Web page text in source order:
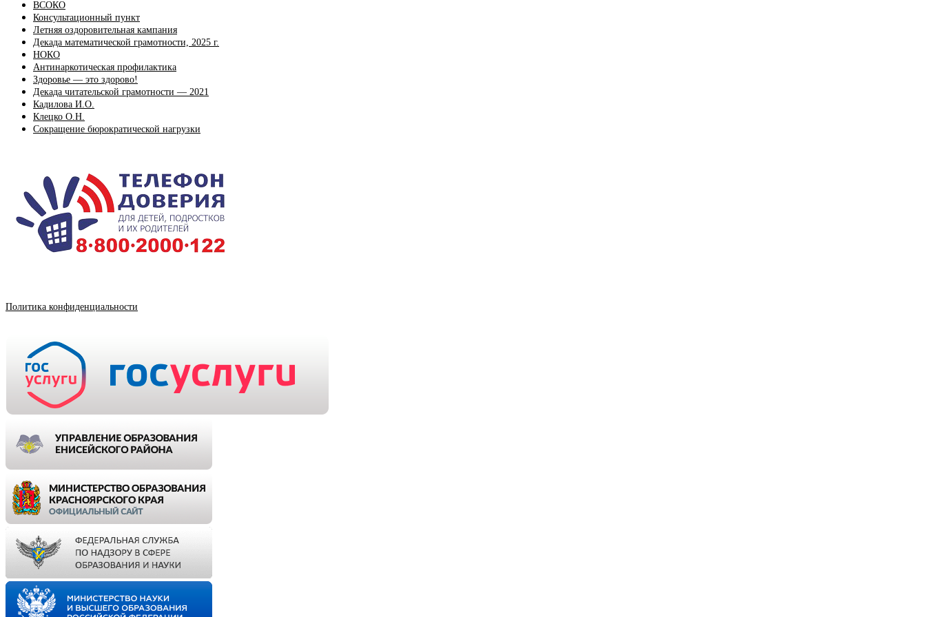
ВСОКО
Консультационный пункт
Летняя оздоровительная кампания
Декада математической грамотности, 2025 г.
НОКО
Антинаркотическая профилактика
Здоровье — это здорово!
Декада читательской грамотности — 2021
Кадилова И.О.
Клецко О.Н.
Сокращение бюрократической нагрузки
Политика конфиденциальности